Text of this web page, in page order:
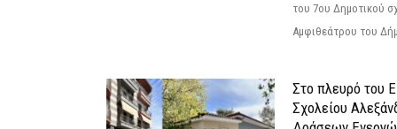
του 7ου Δημοτικού
Αμφιθεάτρου του
Στο πλευρό του
Σχολείου